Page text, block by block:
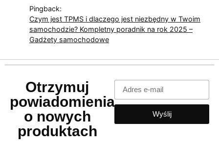
Pingback:
Czym jest TPMS i dlaczego jest niezbędny w Twoim
samochodzie? Kompletny poradnik na rok 2025 –
Gadżety samochodowe
Otrzymuj
powiadomienia
o nowych
produktach
Wyślij